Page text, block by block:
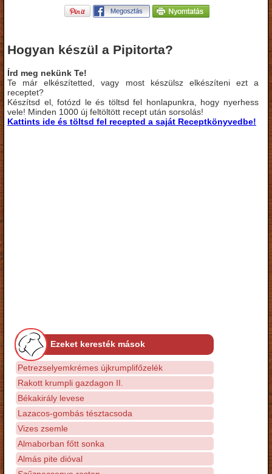
Hogyan készül a Pipitorta?
Írd meg nekünk Te!
Te már elkészítetted, vagy most készülsz elkészíteni ezt a
receptet?
Készítsd el, fotózd le és töltsd fel honlapunkra, hogy nyerhess
vele! Minden 1000 új feltöltött recept után sorsolás!
Kattints ide és töltsd fel recepted a saját Receptkönyvedbe!
Ezeket keresték mások
Petrezselyemkrémes újkrumplifőzelék
Rakott krumpli gazdagon II.
Békakirály levese
Lazacos-gombás tésztacsoda
Vizes zsemle
Almaborban főtt sonka
Almás pite dióval